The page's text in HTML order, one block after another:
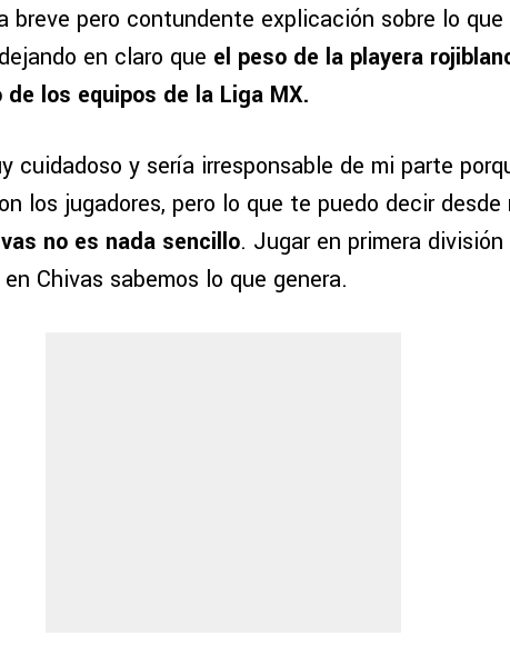
breve pero contundente explicación sobre lo
en claro que el peso de la playera
los equipos de la Liga MX.
cuidadoso y sería irresponsable de mi parte
los jugadores, pero lo que te puedo decir desde
no es nada sencillo. Jugar en primera
Chivas sabemos lo que genera.